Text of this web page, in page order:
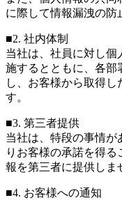
に際して情報漏洩の防
■2. 社内体制
当社は、社員に対し個
施するとともに、各部
し、お客様から取得し
す。
■3. 第三者提供
当社は、特段の事情が
りお客様の承諾を得
報を第三者に提供しま
■4. お客様への通知